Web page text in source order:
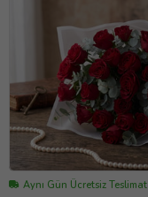
Aynı Gün Ücretsiz Teslimat